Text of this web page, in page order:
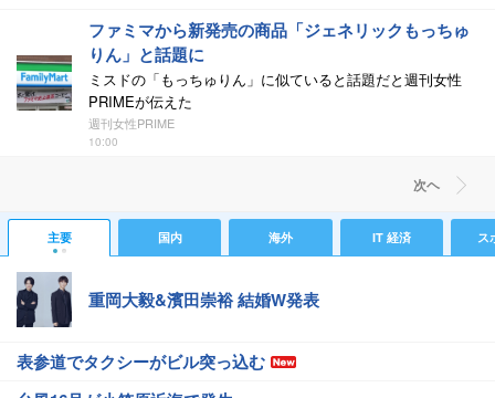
ファミマから新発売の商品「ジェネリックもっちゅ
りん」と話題に
ミスドの「もっちゅりん」に似ていると話題だと週刊女性
PRIMEが伝えた
週刊女性PRIME
10:00
次ヘ
主要 国内 海外 IT 経済 ス
重岡大毅&濱田崇裕 結婚W発表
表参道でタクシーがビル突っ込む